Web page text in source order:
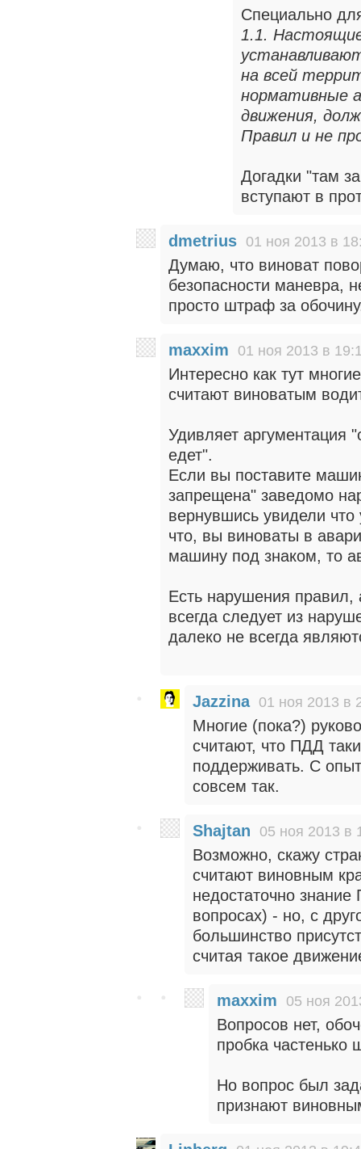
Специально
1.1.
на всей
нормативные
движения,
Правил и не
Догадки "там
вступают в
dmetrius 01 ноя 2013 в
Думаю, что виноват
безопасности маневра,
просто штраф за
maxxim 01 ноя 2013 в
Интересно как тут
считают виноватым
Удивляет аргументация
едет".
Если вы поставите
запрещена" заведомо
вернувшись увидели
что, вы виноваты в
машину под знаком, то
Есть нарушения
всегда следует из
далеко не всегда
Jazzina 01 ноя 2013 в
Многие (пока?)
считают, что ПДД
поддерживать. С
совсем так.
Shajtan 05 ноя 2013 в
Возможно, скажу
считают виновным
недостаточно
вопросах) - но, с
большинство
считая такое
maxxim 05 ноя
Вопросов нет,
пробка
Но вопрос был
признают